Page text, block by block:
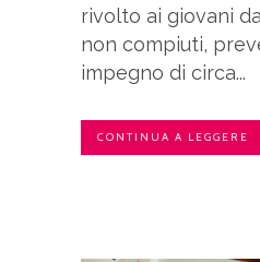
rivolto ai giovani
non compiuti,
impegno di circa...
CONTINUA A LEGGERE